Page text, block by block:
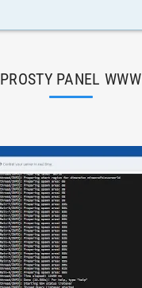
PROSTY PANEL WWW